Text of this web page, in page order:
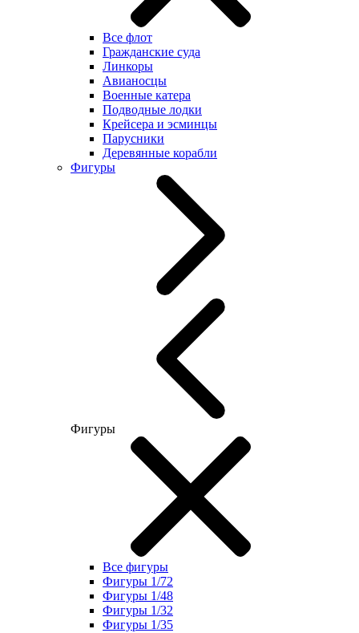
Все флот
Гражданские суда
Линкоры
Авианосцы
Военные катера
Подводные лодки
Крейсера и эсминцы
Парусники
Деревянные корабли
Фигуры
Фигуры
Все фигуры
Фигуры 1/72
Фигуры 1/48
Фигуры 1/32
Фигуры 1/35